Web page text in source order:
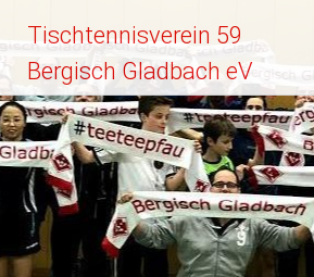
springen
Tischtennisverein 59
Bergisch Gladbach eV